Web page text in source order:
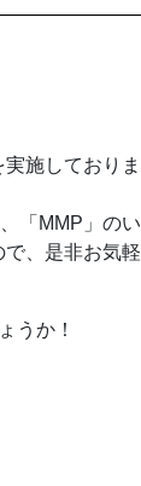
施しておりま
「MMP」のい
、是非お気軽
うか！